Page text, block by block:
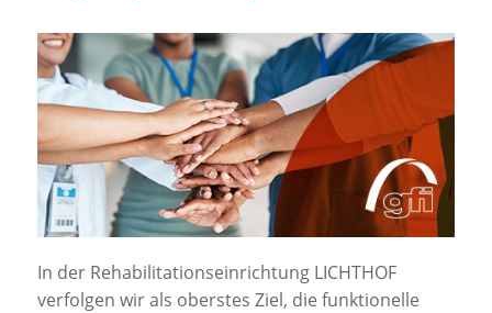
Jobportal
Presse und Medien
bbw e. V.
Karriere
In der Rehabilitationseinrichtung LICHTHOF
verfolgen wir als oberstes Ziel, die funktionelle